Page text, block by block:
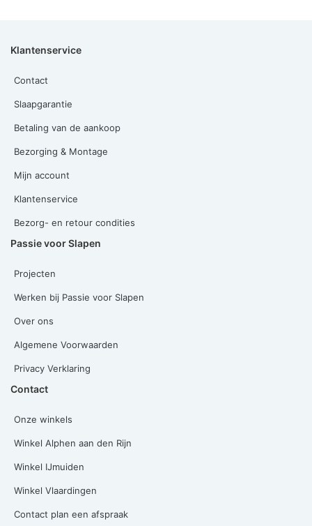
Klantenservice
Contact
Slaapgarantie
Betaling van de aankoop
Bezorging & Montage
Mijn account
Klantenservice
Bezorg- en retour condities
Passie voor Slapen
Projecten
Werken bij Passie voor Slapen
Over ons
Algemene Voorwaarden
Privacy Verklaring
Contact
Onze winkels
Winkel Alphen aan den Rijn
Winkel IJmuiden
Winkel Vlaardingen
Contact plan een afspraak